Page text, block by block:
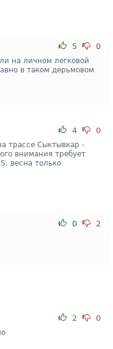
5 0
на личном легковой
в таком дерьмовом
4 0
трассе Сыктывкар -
внимания требует
весна только
0 2
2 0